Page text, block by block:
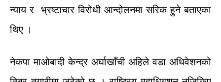
न्याय र भ्रष्टाचार विरोधी आन्दोलनमा सरिकहुने बताएका
थिए ।
नेकपा माओबादी केन्द्र अर्घाखाँची अहिले वडा अधिवेशनको